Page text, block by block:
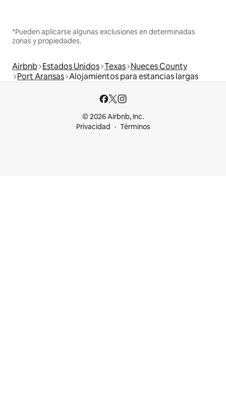
*Pueden aplicarse algunas exclusiones en determinadas
zonas y propiedades.
Airbnb Estados Unidos Texas Nueces County
Port Aransas Alojamientos para estancias largas
© 2026 Airbnb, Inc.
Privacidad
Términos